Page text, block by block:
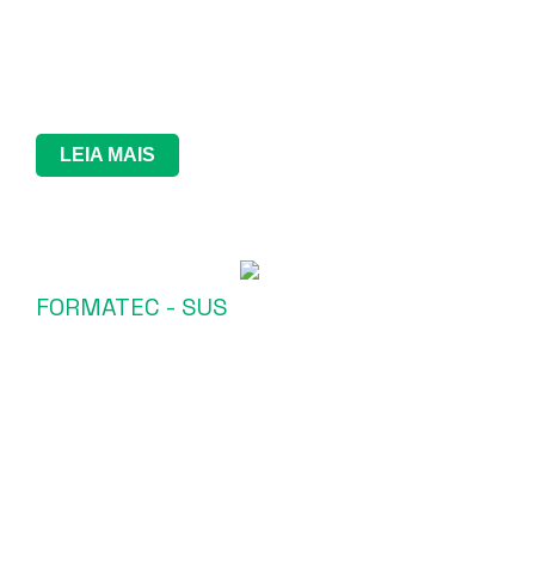
LEIA MAIS
FORMATEC - SUS